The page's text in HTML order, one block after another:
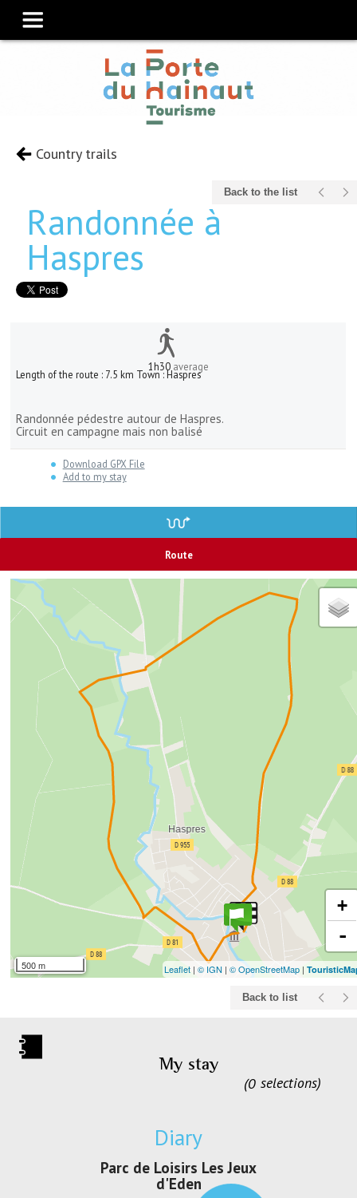
Country trails
Back to the list
Randonnée à
Haspres
1h30 average
Length of the route : 7.5km Town :Haspres
Randonnée pédestre autour de Haspres.
Circuit en campagne mais non balisé
Download GPX File
Add to my stay
Route
500 m
+
-
Leaflet |© IGN |© OpenStreetMap |
Back to list
My stay
selections
0
Diary
Exposition "Lucien Jonas -
Au pays du charbon ...